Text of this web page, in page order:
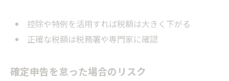
控除や特例を活用すれば税額は大きく下がる
正確な税額は税務署や専門家に確認
確定申告を怠った場合のリスク